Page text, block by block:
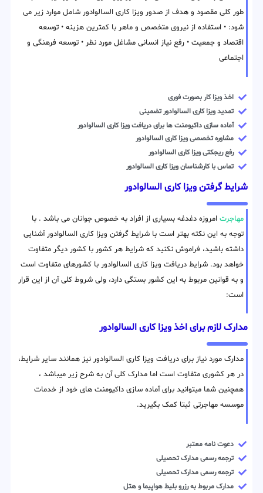
طور کلی مقصود و هدف از صدور ویزا کاری السالوادور شامل موارد زیر می
شود: • استفاده از نیروی متخصص و ماهر با کمترین هزینه • توسعه
اقتصاد و جمعیت • رفع نیاز انسانی مشاغل مورد نظر • توسعه فرهنگی و
اجتماعی
اخذ ویزا کار بصورت فوری
تمدید ویزا کاری السالوادور تضمینی
آماده سازی داکیومنت ها برای دریافت ویزا کاری السالوادور
مشاوره تخصصی ویزا کاری السالوادور
رفع ریجکتی ویزا کاری السالوادور
تماس با کارشناسان ویزا کاری السالوادور
شرایط گرفتن ویزا کاری السالوادور
مهاجرت امروزه دغدغه بسیاری از افراد به خصوص جوانان می باشد . با
توجه به این نکته بهتر است با شرایط گرفتن ویزا کاری السالوادور آشنایی
داشته باشید، فراموش نکنید که شرایط هر کشور با کشور دیگر متفاوت
خواهد بود. شرایط دریافت ویزا کاری السالوادور با کشورهای متفاوت است
و به قوانین مربوط به این کشور بستگی دارد، ولی شروط کلی آن از این قرار
است:
مدارک لازم برای اخذ ویزا کاری السالوادور
مدارک مورد نیاز برای دریافت ویزا کاری السالوادور نیز همانند سایر شرایط،
در هر کشوری متفاوت است اما مدارک کلی آن به شرح زیر میباشد ،
همچنین شما میتوانید برای آماده سازی داکیومنت های خود از خدمات
موسسه مهاجرتی ثبتا کمک بگیرید.
دعوت نامه معتبر
ترجمه رسمی مدارک تحصیلی
ترجمه رسمی مدارک تحصیلی
مدارک مربوط به رزرو بلیط هواپیما و هتل